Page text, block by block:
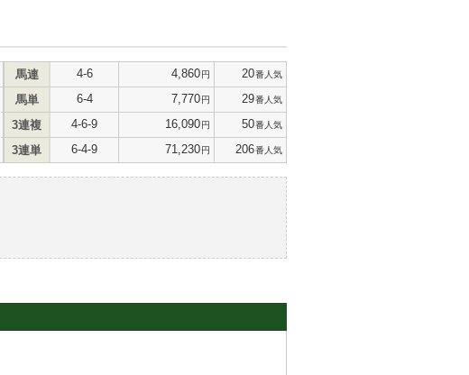
馬連 4-6 4,860円 20番人気
馬単 6-4 7,770円 29番人気
3連複 4-6-9 16,090円 50番人気
3連単 6-4-9 71,230円 206番人気